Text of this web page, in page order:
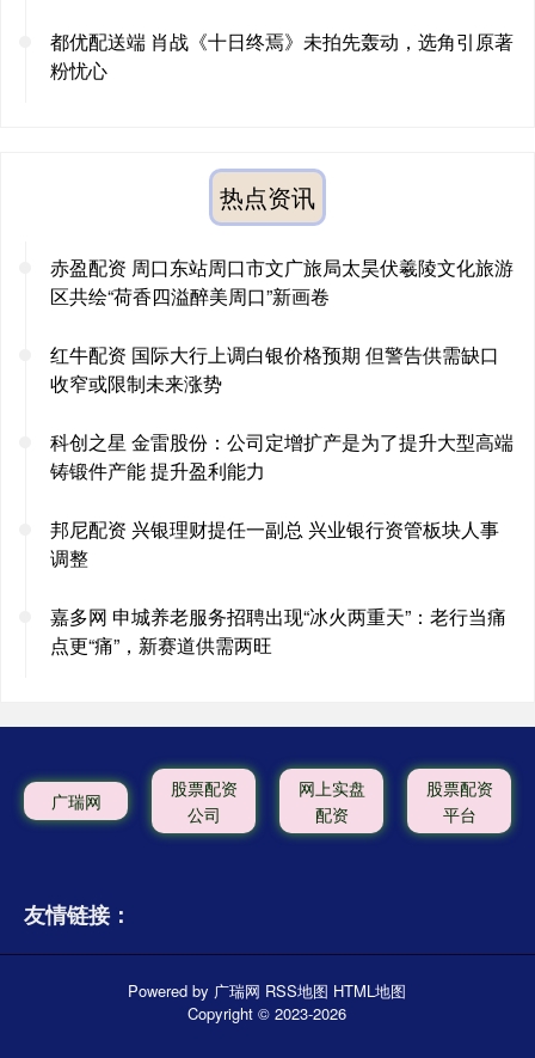
都优配送端 肖战《十日终焉》未拍先轰动，选角引原著
粉忧心
热点资讯
赤盈配资 周口东站周口市文广旅局太昊伏羲陵文化旅游
区共绘“荷香四溢醉美周口”新画卷
红牛配资 国际大行上调白银价格预期 但警告供需缺口
收窄或限制未来涨势
科创之星 金雷股份：公司定增扩产是为了提升大型高端
铸锻件产能 提升盈利能力
邦尼配资 兴银理财提任一副总 兴业银行资管板块人事
调整
嘉多网 申城养老服务招聘出现“冰火两重天”：老行当痛
点更“痛”，新赛道供需两旺
广瑞网
股票配资
公司
网上实盘
配资
股票配资
平台
友情链接：
Powered by 广瑞网 RSS地图 HTML地图
Copyright© 2023-2026